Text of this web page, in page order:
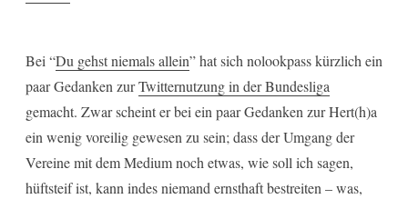
Bei “Du gehst niemals allein” hat sich nolookpass kürzlich ein
paar Gedanken zurTwitternutzung in der Bundesliga
gemacht. Zwar scheint er bei ein paar Gedanken zur Hert(h)a
ein wenig voreilig gewesen zu sein; dass der Umgang der
Vereine mit dem Medium noch etwas, wie soll ich sagen,
hüftsteif ist, kann indes niemand ernsthaft bestreiten – was,